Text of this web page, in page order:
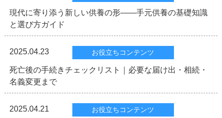
現代に寄り添う新しい供養の形——手元供養の基礎知識
と選び方ガイド
2025.04.23 お役立ちコンテンツ
死亡後の手続きチェックリスト｜必要な届け出・相続・
名義変更まで
2025.04.21 お役立ちコンテンツ